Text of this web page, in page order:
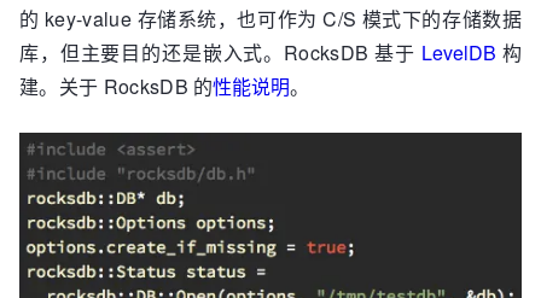
的 key-value 存储系统，也可作为 C/S 模式下的存储数据
库，但主要目的还是嵌入式。RocksDB 基于 LevelDB 构
建。关于 RocksDB 的性能说明。